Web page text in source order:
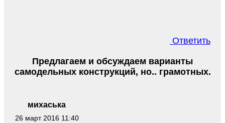
Ответить
михаська
26 март 2016 11:40
Предлагаем и обсуждаем варианты
самодельных конструкций, но.. грамотных.